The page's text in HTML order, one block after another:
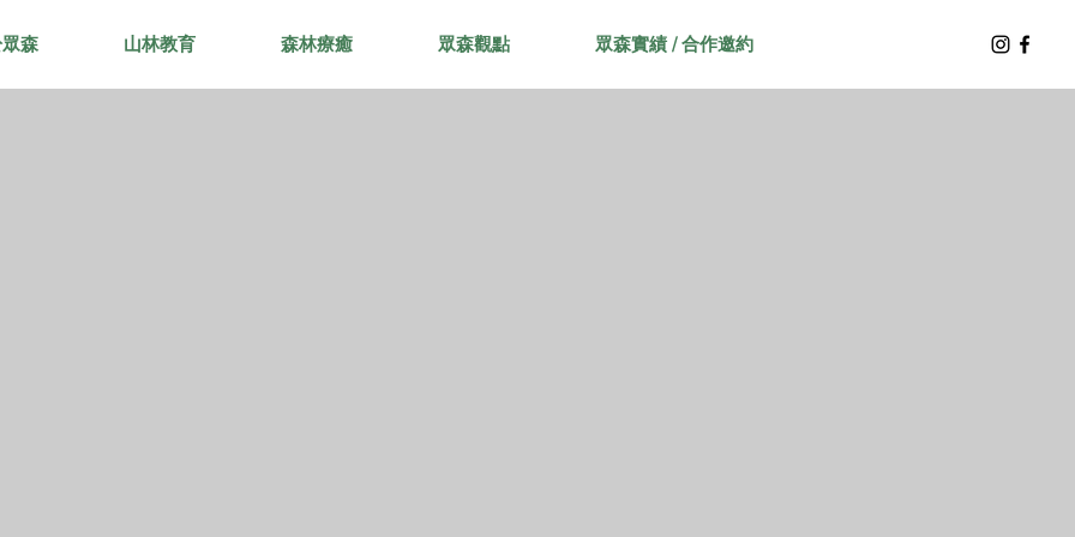
森 山林教育 森林療癒 眾森觀點 眾森實績 / 合作邀約